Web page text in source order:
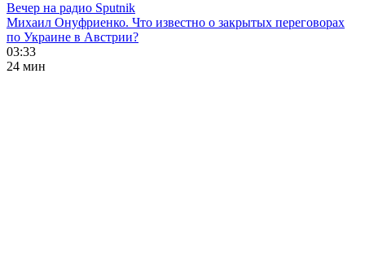
Вечер на радио Sputnik
Михаил Онуфриенко. Что известно о закрытых переговорах
по Украине в Австрии?
03:33
24 мин